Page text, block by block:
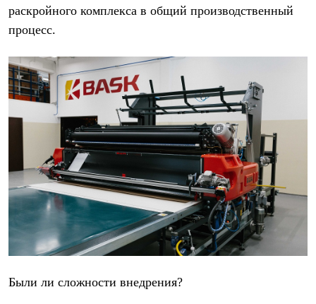
Куртки
Флисовая одежда
Куртки
Жилеты
Комбинезоны
Термобелье
Комплект термобелья
Снаряжение
Палатки и тенты
Палатки
Тенты
Аксессуары для палаток
Рюкзаки
Экспедиционные
Легкоходные
Альпинистские
Городские
Аксессуары для рюкзаков
Пуховые
Комбинированные
раскройного комплекса в общий производственный
процесс.
Были ли сложности внедрения?